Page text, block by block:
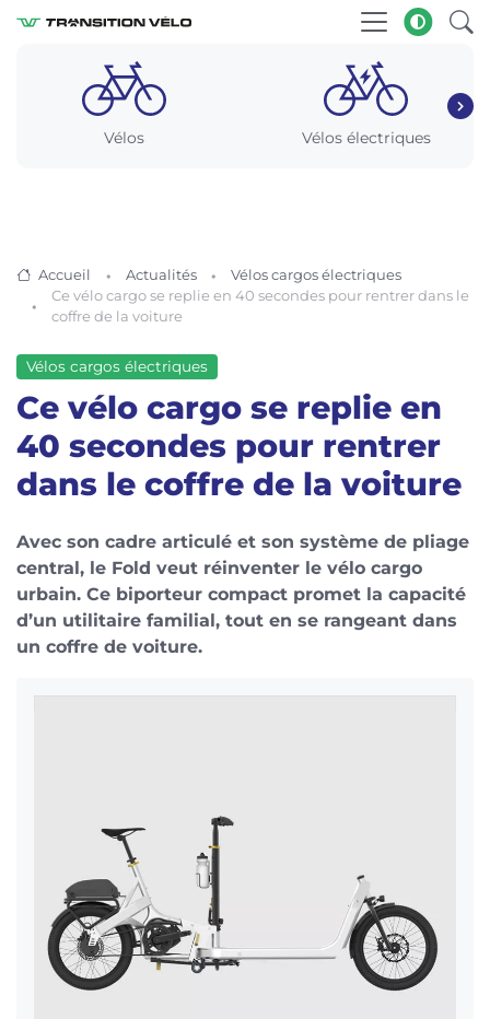
Vélos Vélos électriques
Accueil Actualités
Vélos cargos électriques
Ce vélo cargo se replie en 40 secondes pour rentrer dans le
coffre de la voiture
Vélos cargos électriques
Ce vélo cargo se replie en
40 secondes pour rentrer
dans le coffre de la voiture
Avec son cadre articulé et son système de pliage
central, le Fold veut réinventer le vélo cargo
urbain. Ce biporteur compact promet la capacité
d’un utilitaire familial, tout en se rangeant dans
un coffre de voiture.